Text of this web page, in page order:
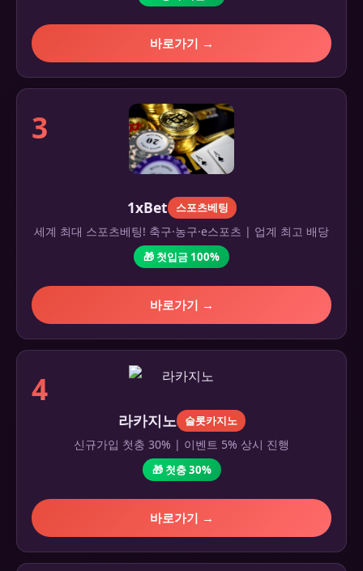
바로가기 →
3
1xBet 스포츠베팅
세계 최대 스포츠베팅! 축구·농구·e스포츠 | 업계 최고 배당
🎁 첫입금 100%
바로가기 →
4
라카지노 슬롯카지노
신규가입 첫충 30% | 이벤트 5% 상시 진행
🎁 첫충 30%
바로가기 →